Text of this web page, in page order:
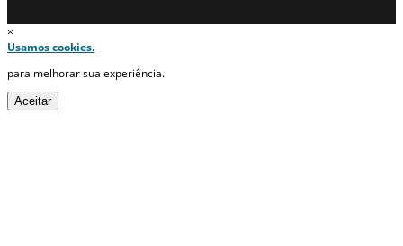
×
Usamos cookies.
para melhorar sua experiência.
Aceitar